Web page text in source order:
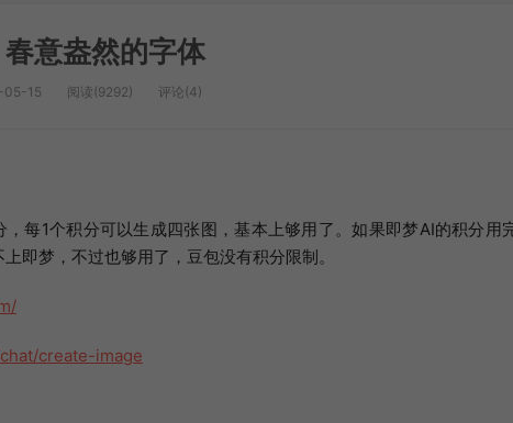
春意盎然的字体
05-15 阅读(9292) 评论(4)
每1个积分可以生成四张图，基本上够用了。如果即梦AI的积分用
即梦，不过也够用了，豆包没有积分限制。
create-image